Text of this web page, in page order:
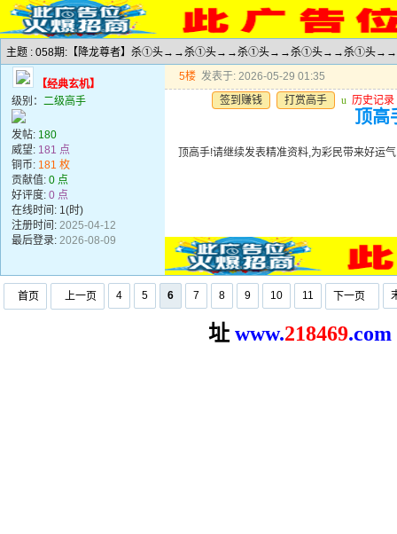
主题 : 058期:【降龙尊者】杀①头→→杀①头→→杀①头→→杀①头→→杀①头→→
【经典玄机】
级别： 二级高手
发帖: 180
威望: 181 点
铜币: 181 枚
贡献值: 0 点
好评度: 0 点
在线时间: 1(时)
注册时间: 2025-04-12
最后登录: 2026-08-09
5楼 发表于: 2026-05-29 01:35
签到赚钱
打赏高手 u 历史记录
顶高
顶高手!请继续发表精准资料,为彩民带来好运
首页 上一页 4 5 6 7 8 9 10 11 下一页
址 www.218469.com